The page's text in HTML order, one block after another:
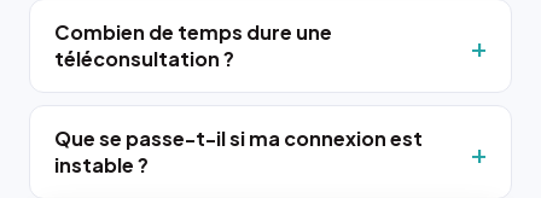
Combien de temps dure une
téléconsultation ?
Que se passe-t-il si ma connexion est
instable ?